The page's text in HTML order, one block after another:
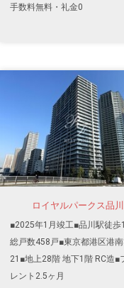
手数料無料・礼金0
ロイヤルパークス品川
■2025年1月竣工■品川駅徒歩
総戸数458戸■東京都港区港
21■地上28階 地下1階 RC造■
レント2.5ヶ月